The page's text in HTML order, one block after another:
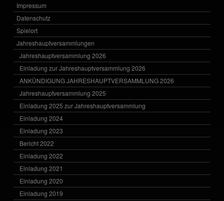
Impressum
Datenschutz
Spielort
Jahreshauptversammlungen
Jahreshauptversammlung 2026
Einladung zur Jahreshauptversammlung 2026
ANKÜNDIGUNG JAHRESHAUPTVERSAMMLUNG 2026
Jahreshauptversammlung 2025
Einladung 2025 zur Jahreshauptversammlung
Einladung 2024
Einladung 2023
Bericht 2022
Einladung 2022
Einladung 2021
Einladung 2020
Einladung 2019